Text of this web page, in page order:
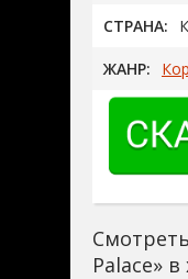
СТРАНА:
ЖАНР:
Palace»